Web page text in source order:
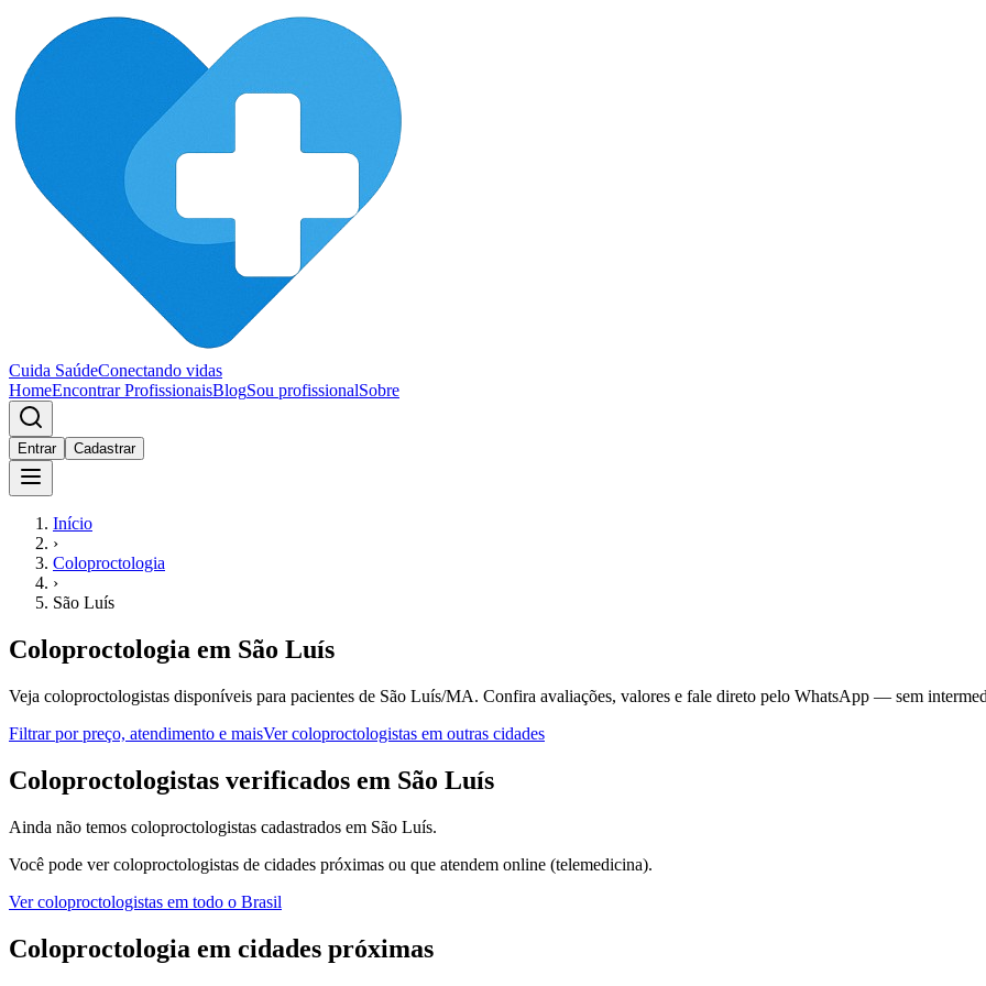
Cuida SaúdeConectando vidas
HomeEncontrar ProfissionaisBlogSou profissionalSobre
Entrar Cadastrar
Início
›
Coloproctologia
›
São Luís
Coloproctologia em São Luís
Veja coloproctologistas disponíveis para pacientes de São Luís/MA. Confira avaliações, valores e fale direto pelo WhatsApp — sem
Filtrar por preço, atendimento e maisVercoloproctologistas em outras cidades
Coloproctologistas verificados em São Luís
Ainda não temos coloproctologistas cadastrados em São Luís.
Você pode vercoloproctologistas de cidades próximas ou que atendem online (telemedicina).
Vercoloproctologistas em todo o Brasil
Coloproctologia em cidades próximas